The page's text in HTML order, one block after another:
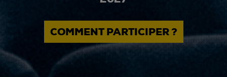
COMMENT PARTICIPER ?